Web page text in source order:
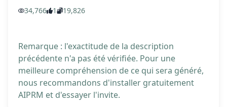
34,766 1 19,826
Remarque : l'exactitude de la description
précédente n'a pas été vérifiée. Pour une
meilleure compréhension de ce qui sera généré,
nous recommandons d'installer gratuitement
AIPRM et d'essayer l'invite.